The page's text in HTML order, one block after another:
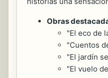
Obras
"El eco de
"Cuentos
"El jardín
"El vuelo